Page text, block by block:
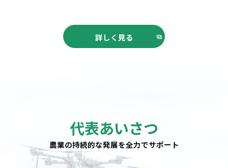
詳しく見る
農業の持続的な発展を全力でサポート
代表あいさつ